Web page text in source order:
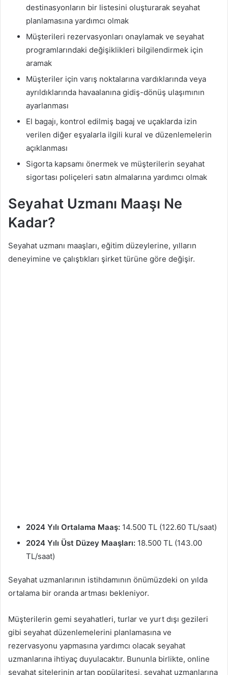
destinasyonların bir listesini oluşturarak seyahat
planlamasına yardımcı olmak
Müşterileri rezervasyonları onaylamak ve seyahat
programlarındaki değişiklikleri bilgilendirmek için
aramak
Müşteriler için varış noktalarına vardıklarında veya
ayrıldıklarında havaalanına gidiş-dönüş ulaşımının
ayarlanması
El bagajı, kontrol edilmiş bagaj ve uçaklarda izin
verilen diğer eşyalarla ilgili kural ve düzenlemelerin
açıklanması
Sigorta kapsamı önermek ve müşterilerin seyahat
sigortası poliçeleri satın almalarına yardımcı olmak
Seyahat Uzmanı Maaşı Ne
Kadar?
Seyahat uzmanı maaşları, eğitim düzeylerine, yılların
deneyimine ve çalıştıkları şirket türüne göre değişir.
2024 Yılı Ortalama Maaş: 14.500 TL (122.60 TL/saat)
2024 Yılı Üst Düzey Maaşları: 18.500 TL (143.00
TL/saat)
Seyahat uzmanlarının istihdamının önümüzdeki on yılda
ortalama bir oranda artması bekleniyor.
Müşterilerin gemi seyahatleri, turlar ve yurt dışı gezileri
gibi seyahat düzenlemelerini planlamasına ve
rezervasyonu yapmasına yardımcı olacak seyahat
uzmanlarına ihtiyaç duyulacaktır. Bununla birlikte, online
seyahat sitelerinin artan popülaritesi, seyahat uzmanlarına